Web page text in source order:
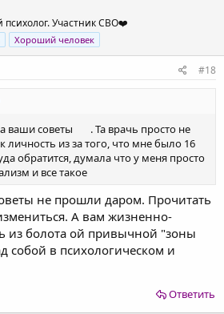
Участник СВО❤️
Хороший человек
#18
ваши советы
. Та врачь просто не
личность из за того, что мне было 16
обратится, думала что у меня просто
и все такое
не прошли даром. Прочитать
А вам жизненно-
из болота ой привычной "зоны
собой в психологическом и
Ответить